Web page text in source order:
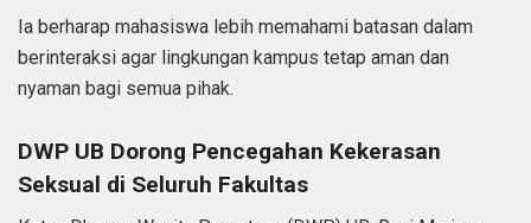
Ia berharap mahasiswa lebih memahami batasan dalam
berinteraksi agar lingkungan kampus tetap aman dan
nyaman bagi semua pihak.
DWP UB Dorong Pencegahan Kekerasan
Seksual di Seluruh Fakultas